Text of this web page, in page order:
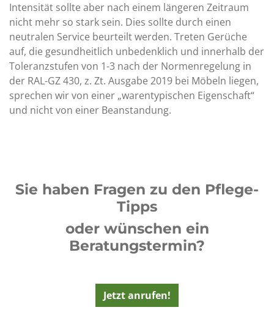
Intensität sollte aber nach einem längeren Zeitraum
nicht mehr so stark sein. Dies sollte durch einen
neutralen Service beurteilt werden. Treten Gerüche
auf, die gesundheitlich unbedenklich und innerhalb der
Toleranzstufen von 1-3 nach der Normenregelung in
der RAL-GZ 430, z. Zt. Ausgabe 2019 bei Möbeln liegen,
sprechen wir von einer „warentypischen Eigenschaft“
und nicht von einer Beanstandung.
Sie haben Fragen zu den Pflege-
Tipps
oder wünschen ein
Beratungstermin?
Jetzt anrufen!